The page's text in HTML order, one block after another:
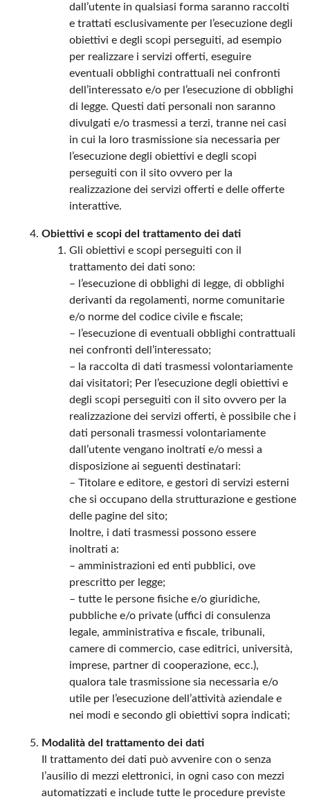
dall’utente in qualsiasi forma saranno raccolti
e trattati esclusivamente per l’esecuzione degli
obiettivi e degli scopi perseguiti, ad esempio
per realizzare i servizi offerti, eseguire
eventuali obblighi contrattuali nei confronti
dell’interessato e/o per l’esecuzione di obblighi
di legge. Questi dati personali non saranno
divulgati e/o trasmessi a terzi, tranne nei casi
in cui la loro trasmissione sia necessaria per
l’esecuzione degli obiettivi e degli scopi
perseguiti con il sito ovvero per la
realizzazione dei servizi offerti e delle offerte
interattive.
Obiettivi e scopi del trattamento dei dati
Gli obiettivi e scopi perseguiti con il
trattamento dei dati sono:
– l’esecuzione di obblighi di legge, di obblighi
derivanti da regolamenti, norme comunitarie
e/o norme del codice civile e fiscale;
– l’esecuzione di eventuali obblighi contrattuali
nei confronti dell’interessato;
– la raccolta di dati trasmessi volontariamente
dai visitatori; Per l’esecuzione degli obiettivi e
degli scopi perseguiti con il sito ovvero per la
realizzazione dei servizi offerti, è possibile che i
dati personali trasmessi volontariamente
dall’utente vengano inoltrati e/o messi a
disposizione ai seguenti destinatari:
– Titolare e editore, e gestori di servizi esterni
che si occupano della strutturazione e gestione
delle pagine del sito;
Inoltre, i dati trasmessi possono essere
inoltrati a:
– amministrazioni ed enti pubblici, ove
prescritto per legge;
– tutte le persone fisiche e/o giuridiche,
pubbliche e/o private (uffici di consulenza
legale, amministrativa e fiscale, tribunali,
camere di commercio, case editrici, università,
imprese, partner di cooperazione, ecc.),
qualora tale trasmissione sia necessaria e/o
utile per l’esecuzione dell’attività aziendale e
nei modi e secondo gli obiettivi sopra indicati;
Modalità del trattamento dei dati
Il trattamento dei dati può avvenire con o senza
l’ausilio di mezzi elettronici, in ogni caso con mezzi
automatizzati e include tutte le procedure previste